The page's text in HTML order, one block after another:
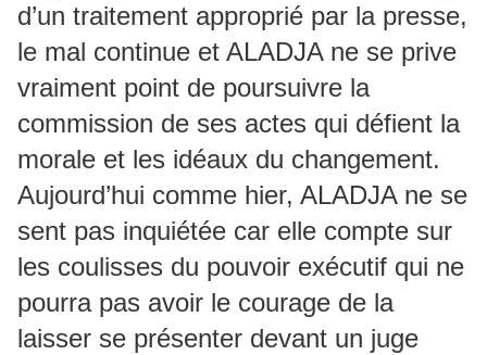
d’un traitement approprié par la presse,
le mal continue et ALADJA ne se prive
vraiment point de poursuivre la
commission de ses actes qui défient la
morale et les idéaux du changement.
Aujourd’hui comme hier, ALADJA ne se
sent pas inquiétée car elle compte sur
les coulisses du pouvoir exécutif qui ne
pourra pas avoir le courage de la
laisser se présenter devant un juge